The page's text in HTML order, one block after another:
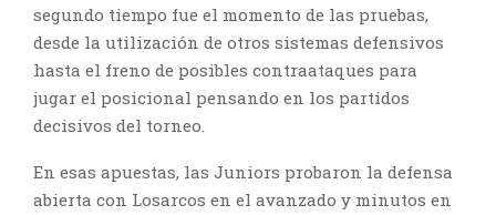
segundo tiempo fue el momento de las pruebas,
desde la utilización de otros sistemas defensivos
hasta el freno de posibles contraataques para
jugar el posicional pensando en los partidos
decisivos del torneo.
En esas apuestas, las Juniors probaron la defensa
abierta con Losarcos en el avanzado y minutos en